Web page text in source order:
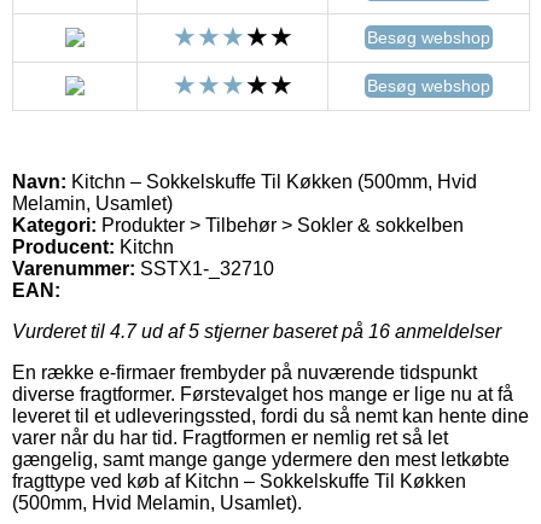
Besøg webshop
Besøg webshop
Navn: Kitchn – Sokkelskuffe Til Køkken (500mm, Hvid
Melamin, Usamlet)
Kategori: Produkter > Tilbehør > Sokler & sokkelben
Producent: Kitchn
Varenummer: SSTX1-_32710
EAN:
Vurderet til 4.7ud af 5 stjerner baseret på 16 anmeldelser
En række e-firmaer frembyder på nuværende tidspunkt
diverse fragtformer. Førstevalget hos mange er lige nu at få
leveret til et udleveringssted, fordi du så nemt kan hente dine
varer når du har tid. Fragtformen er nemlig ret så let
gængelig, samt mange gange ydermere den mest letkøbte
fragttype ved køb af Kitchn – Sokkelskuffe Til Køkken
(500mm, Hvid Melamin, Usamlet).